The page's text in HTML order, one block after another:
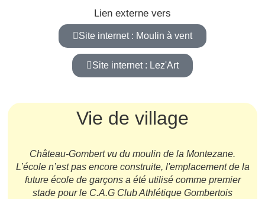
Lien externe vers
Site internet : Moulin à vent
Site internet : Lez'Art
Vie de village
Château-Gombert vu du moulin de la Montezane.
L’école n’est pas encore construite, l'emplacement de la
future école de garçons a été utilisé comme premier
stade pour le C.A.G Club Athlétique Gombertois